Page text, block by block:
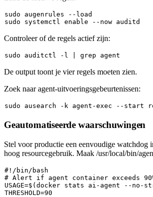
sudo
sudo systemctl enable
Controleer of de regels actief zijn:
sudo
De output toont je vier regels moeten zien.
Zoek naar agent-uitvoeringsgebeurtenissen:
sudo
Geautomatiseerde waarschuwingen
Stel voor productie een eenvoudige watchdog
hoog resourcegebruik. Maak /usr/local/bin/
#!/bin/bash
# Alert if agent container exceeds 90%
USAGE=$(docker stats ai-agent --no-
THRESHOLD=90